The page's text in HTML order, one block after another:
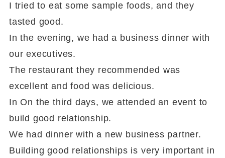
I tried to eat some sample foods, and they
tasted good.
In the evening, we had a business dinner with
our executives.
The restaurant they recommended was
excellent and food was delicious.
In On the third days, we attended an event to
build good relationship.
We had dinner with a new business partner.
Building good relationships is very important in